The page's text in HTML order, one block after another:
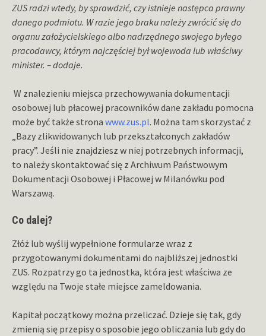
ZUS radzi wtedy, by sprawdzić, czy istnieje następca prawny
danego podmiotu. W razie jego braku należy zwrócić się do
organu założycielskiego albo nadrzędnego swojego byłego
pracodawcy, którym najczęściej był wojewoda lub właściwy
minister. – dodaje.
W znalezieniu miejsca przechowywania dokumentacji
osobowej lub płacowej pracowników dane zakładu pomocna
może być także strona www.zus.pl. Można tam skorzystać z
„Bazy zlikwidowanych lub przekształconych zakładów
pracy”. Jeśli nie znajdziesz w niej potrzebnych informacji,
to należy skontaktować się z Archiwum Państwowym
Dokumentacji Osobowej i Płacowej w Milanówku pod
Warszawą.
Co dalej?
Złóż lub wyślij wypełnione formularze wraz z
przygotowanymi dokumentami do najbliższej jednostki
ZUS. Rozpatrzy go ta jednostka, która jest właściwa ze
względu na Twoje stałe miejsce zameldowania.
Kapitał początkowy można przeliczać. Dzieje się tak, gdy
zmienią się przepisy o sposobie jego obliczania lub gdy do